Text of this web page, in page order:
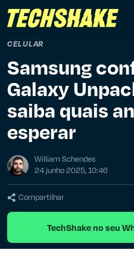
CELULAR
Samsung
Galaxy
saiba quais
esperar
William Schendes
24 junho 2025, 10:46
Compartilhar
TechShake no seu